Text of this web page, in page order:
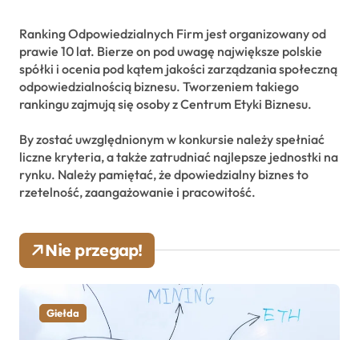
Ranking Odpowiedzialnych Firm jest organizowany od
prawie 10 lat. Bierze on pod uwagę największe polskie
spółki i ocenia pod kątem jakości zarządzania społeczną
odpowiedzialnością biznesu. Tworzeniem takiego
rankingu zajmują się osoby z Centrum Etyki Biznesu.
By zostać uwzględnionym w konkursie należy spełniać
liczne kryteria, a także zatrudniać najlepsze jednostki na
rynku. Należy pamiętać, że dpowiedzialny biznes to
rzetelność, zaangażowanie i pracowitość.
Nie przegap!
Giełda